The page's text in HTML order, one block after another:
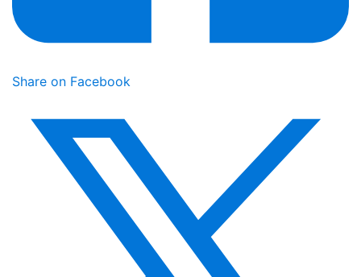
Share on Facebook